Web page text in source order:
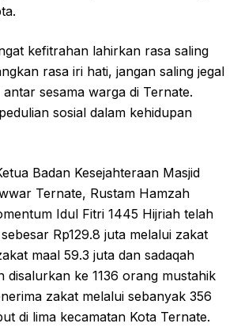
kefitrahan lahirkan rasa saling
rasa iri hati, jangan saling jegal
sesama warga di Ternate.
sosial dalam kehidupan
Badan Kesejahteraan Masjid
Ternate, Rustam Hamzah
Idul Fitri 1445 Hijriah telah
Rp129.8 juta melalui zakat
maal 59.3 juta dan sadaqah
disalurkan ke 1136 orang mustahik
zakat melalui sebanyak 356
di lima kecamatan Kota Ternate.